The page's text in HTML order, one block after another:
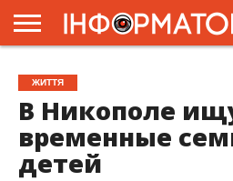
ГОЛОВНА
ЖИТТЯ
ВЛАДА
ГРОШІ
ТРЕШ
ПРЕС-
РЕЛІЗИ
РЕКЛАМА
ПРОЕКТИ
ЖИТТЯ
В Никополе
временные
детей